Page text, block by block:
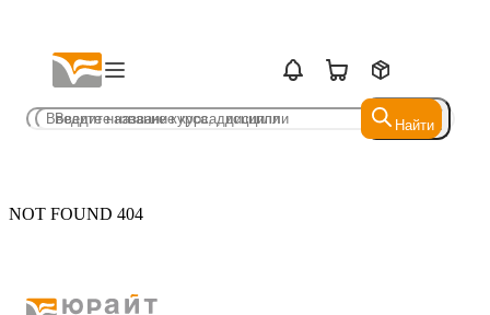
Найти
Найти
NOT FOUND 404